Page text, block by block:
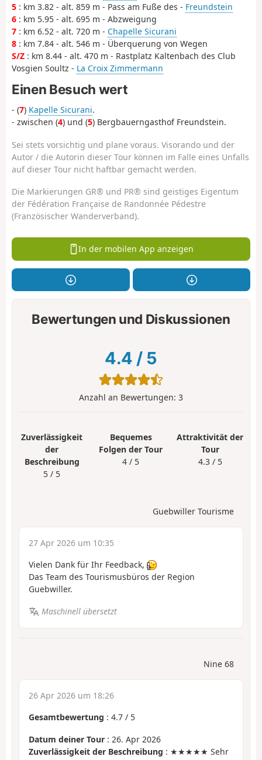
5 : km 3.82 - alt. 859 m - Pass am Fuße des - Freundstein
6 : km 5.95 - alt. 695 m - Abzweigung
7 : km 6.52 - alt. 720 m - Chapelle Sicurani
8 : km 7.84 - alt. 546 m - Überquerung von Wegen
S/Z : km 8.44 - alt. 470 m - Rastplatz Kaltenbach des Club
Vosgien Soultz - La Croix Zimmermann
Einen Besuch wert
- (7) Kapelle Sicurani.
- zwischen (4) und (5) Bergbauerngasthof Freundstein.
Sei stets vorsichtig und plane voraus. Visorando und der
Autor / die Autorin dieser Tour können im Falle eines Unfalls
auf dieser Tour nicht haftbar gemacht werden.
Die Markierungen GR® und PR® sind geistiges Eigentum
der Fédération Française de Randonnée Pédestre
(Französischer Wanderverband).
In der mobilen App anzeigen
Bewertungen und Diskussionen
4.4 / 5
Anzahl an Bewertungen: 3
Zuverlässigkeit
der
Beschreibung
5 / 5
Bequemes
Folgen der Tour
4 / 5
Attraktivität der
Tour
4.3 / 5
Guebwiller Tourisme
27 Apr 2026 um 10:35
Vielen Dank für Ihr Feedback,
Das Team des Tourismusbüros der Region
Guebwiller.
Maschinell übersetzt
Nine 68
26 Apr 2026 um 18:26
Gesamtbewertung : 4.7 / 5
Datum deiner Tour : 26. Apr 2026
Zuverlässigkeit der Beschreibung : ★★★★★ Sehr